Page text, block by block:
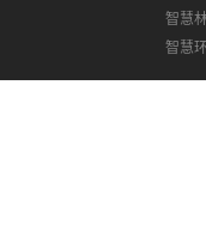
智慧
智慧